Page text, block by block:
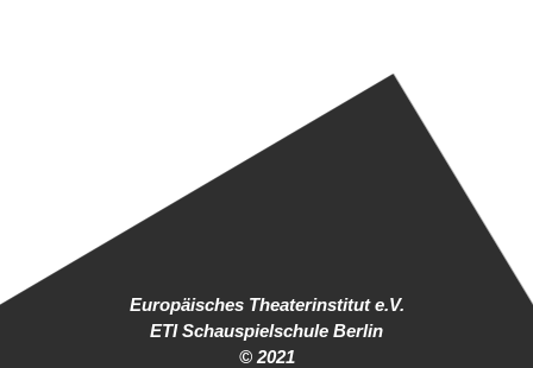
Europäisches Theaterinstitut e.V.
ETI Schauspielschule Berlin
© 2021